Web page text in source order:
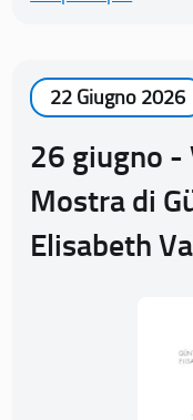
22 Giugno 2026
26 giugno -
Mostra di
Elisabeth